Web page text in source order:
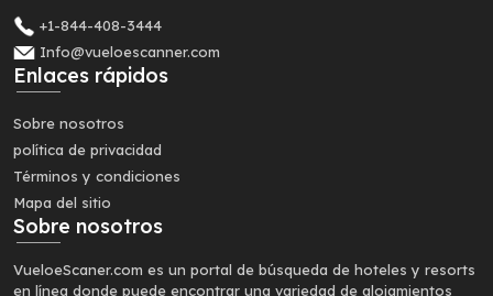
+1-844-408-3444
Info@vueloescanner.com
Enlaces rápidos
Sobre nosotros
política de privacidad
Términos y condiciones
Mapa del sitio
Sobre nosotros
VueloeScaner.com es un portal de búsqueda de hoteles y resorts
en línea donde puede encontrar una variedad de alojamientos